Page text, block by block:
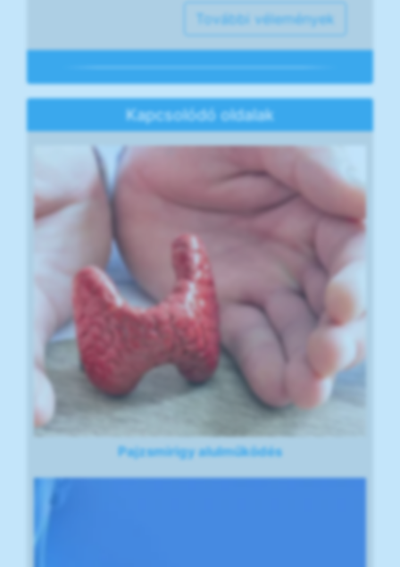
További vélemények
Kapcsolódó oldalak
Pajzsmirigy alulműködés